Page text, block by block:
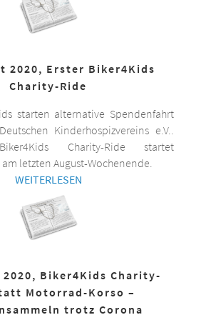
2020, Erster Biker4Kids
Charity-Ride
starten alternative Spendenfahrt
Kinderhospizvereins e.V..
Charity-Ride startet
letzten August-Wochenende.
WEITERLESEN
2020, Biker4Kids Charity-
Motorrad-Korso –
trotz Corona